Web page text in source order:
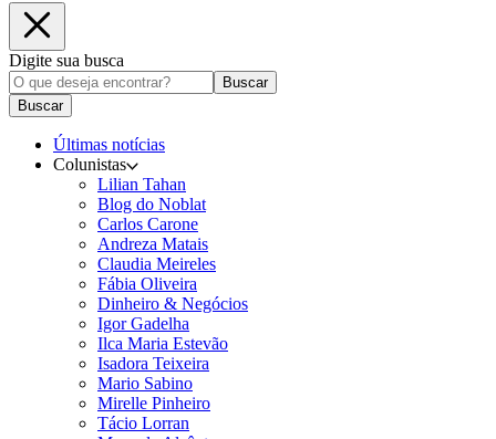
Digite sua busca
Buscar
Buscar
Últimas notícias
Colunistas
Lilian Tahan
Blog do Noblat
Carlos Carone
Andreza Matais
Claudia Meireles
Fábia Oliveira
Dinheiro & Negócios
Igor Gadelha
Ilca Maria Estevão
Isadora Teixeira
Mario Sabino
Mirelle Pinheiro
Tácio Lorran